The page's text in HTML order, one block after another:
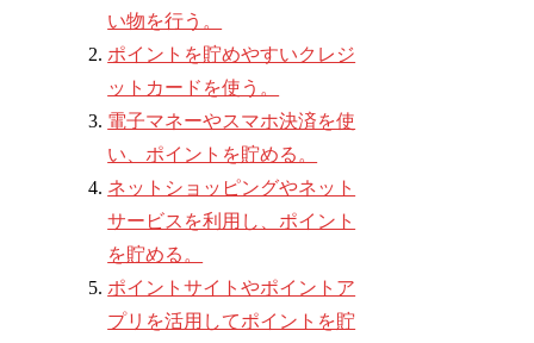
い物を行う。
ポイントを貯めやすいクレジ
ットカードを使う。
電子マネーやスマホ決済を使
い、ポイントを貯める。
ネットショッピングやネット
サービスを利用し、ポイント
を貯める。
ポイントサイトやポイントア
プリを活用してポイントを貯